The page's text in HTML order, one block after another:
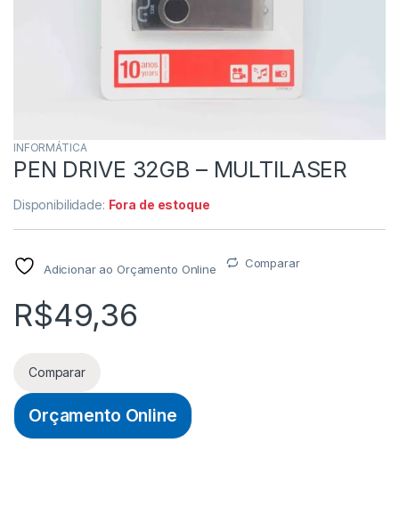
INFORMÁTICA
PEN DRIVE 32GB – MULTILASER
Disponibilidade: Fora de estoque
Adicionar ao Orçamento Online Comparar
R$49,36
Comparar
Orçamento Online